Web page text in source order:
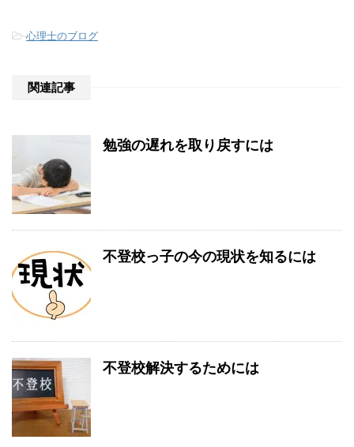
-心理士のブログ
関連記事
勉強の遅れを取り戻すには
不登校っ子の今の現状を知るには
不登校解決するためには